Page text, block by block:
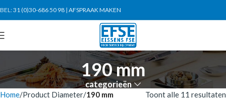
BEL:31 (0)30-686 50 98 | AFSPRAAK MAKEN
190 mm
categorieën
Home Product Diameter 190 mm Toont alle 11 resultaten